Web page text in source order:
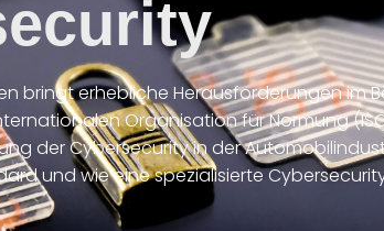
erhebliche Herausforderungen im
Organisation für Normung
der Cybersecurity in der
und wie eine spezialisierte